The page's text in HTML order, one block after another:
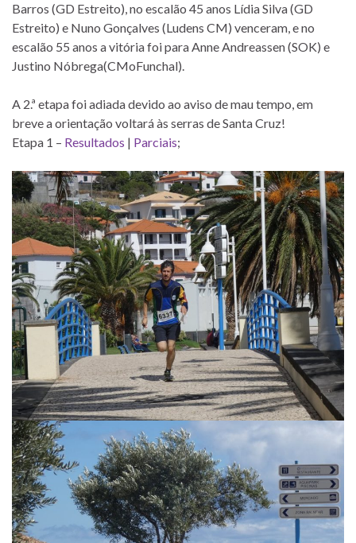
Barros (GD Estreito), no escalão 45 anos Lídia Silva (GD
Estreito) e Nuno Gonçalves (Ludens CM) venceram, e no
escalão 55 anos a vitória foi para Anne Andreassen (SOK) e
Justino Nóbrega(CMoFunchal).
A 2.ª etapa foi adiada devido ao aviso de mau tempo, em
breve a orientação voltará às serras de Santa Cruz!
Etapa 1 – Resultados | Parciais;